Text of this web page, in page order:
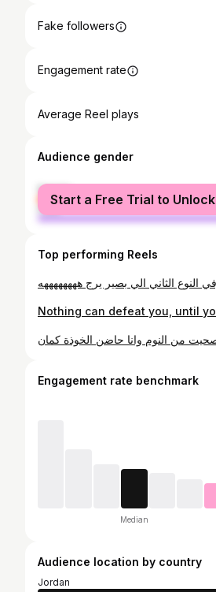
Fake followers
Engagement rate
Average Reel plays
Audience gender
female
male
Start a Free Trial to Unlock
Top performing Reels
Engagement rate benchmark
Median
Audience location by country
Jordan